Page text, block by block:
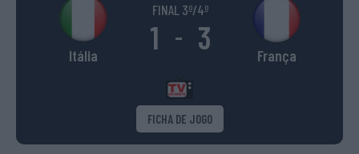
Itália
FINAL 3º/4º
1 - 3 França
FICHA DE JOGO